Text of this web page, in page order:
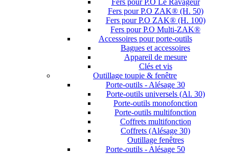
Fers pour P.O ZAK® (H. 50)
Fers pour P.O ZAK® (H. 100)
Fers pour P.O Multi-ZAK®
Accessoires pour porte-outils
Bagues et accessoires
Appareil de mesure
Clés et vis
Outillage toupie & fenêtre
Porte-outils - Alésage 30
Porte-outils universels (Al. 30)
Porte-outils monofonction
Porte-outils multifonction
Coffrets multifonction
Coffrets (Alésage 30)
Outillage fenêtres
Porte-outils - Alésage 50